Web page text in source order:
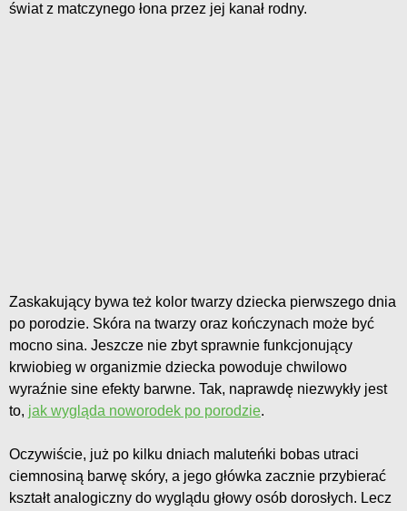
świat z matczynego łona przez jej kanał rodny.
Zaskakujący bywa też kolor twarzy dziecka pierwszego dnia
po porodzie. Skóra na twarzy oraz kończynach może być
mocno sina. Jeszcze nie zbyt sprawnie funkcjonujący
krwiobieg w organizmie dziecka powoduje chwilowo
wyraźnie sine efekty barwne. Tak, naprawdę niezwykły jest
to, jak wygląda noworodek po porodzie.
Oczywiście, już po kilku dniach maluteńki bobas utraci
ciemnosiną barwę skóry, a jego główka zacznie przybierać
kształt analogiczny do wyglądu głowy osób dorosłych. Lecz